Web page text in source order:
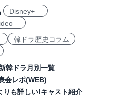
Disney+
韓ドラ歴史コラム
韓ドラ月別一覧
会レポ(WEB)
りも詳しい!キャスト紹介